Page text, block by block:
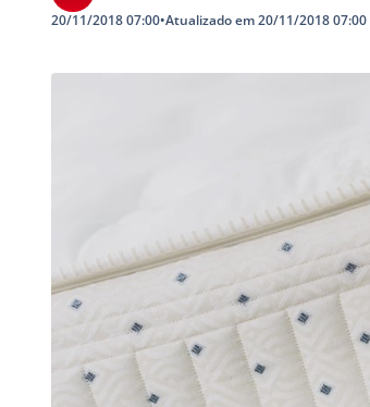
20/11/2018 07:00•Atualizado em 20/11/2018 07:00